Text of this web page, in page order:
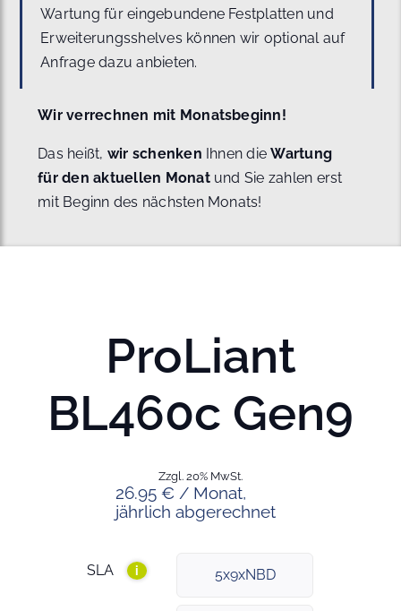
Wartung für eingebundene Festplatten und
Erweiterungsshelves können wir optional auf
Anfrage dazu anbieten.
Wir verrechnen mit Monatsbeginn!
Das heißt, wir schenken Ihnen dieWartung
für den aktuellen Monat und Sie zahlen erst
mit Beginn des nächsten Monats!
ProLiant
BL460c Gen9
26.95 € / Monat,
jährlich abgerechnet
Zzgl. 20% MwSt.
SLA i 5x9xNBD